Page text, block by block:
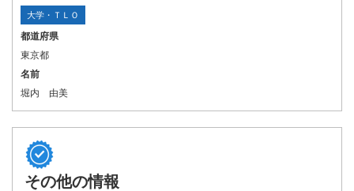
大学・ＴＬＯ
都道府県
東京都
名前
堀内 由美
その他の情報